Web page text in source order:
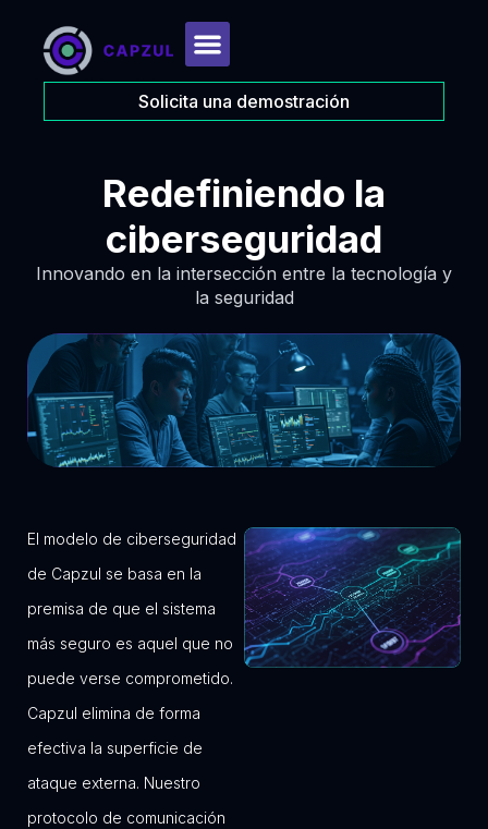
Solicita una demostración
Redefiniendo la
ciberseguridad
Innovando en la intersección entre la tecnología y
la seguridad
El modelo de ciberseguridad
de Capzul se basa en la
premisa de que el sistema
más seguro es aquel que no
puede verse comprometido.
Capzul elimina de forma
efectiva la superficie de
ataque externa. Nuestro
protocolo de comunicación